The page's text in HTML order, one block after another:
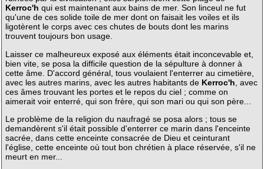
Kerroc'h qui est maintenant aux bains de mer. Son linceul ne fut
qu'une de ces solide toile de mer dont on faisait les voiles et ils
ligotèrent le corps avec ces chutes de bouts dont les marins
trouvent toujours bon usage.
Laisser ce malheureux exposé aux éléments était inconcevable et,
bien vite, se posa la difficile question de la sépulture à donner à
cette âme. D'accord général, tous voulaient l'enterrer au cimetière,
avec les autres marins, avec les autres habitants de Kerroc'h , avec
ces âmes trouvant les portes et le repos du ciel ; comme on
aimerait voir enterré, qui son frère, qui son mari ou qui son père...
Le problème de la religion du naufragé se posa alors ; tous se
demandèrent s'il était possible d'enterrer ce marin dans l'enceinte
sacrée, dans cette enceinte consacrée de Dieu et ceinturant
l'église, cette enceinte où tout bon chrétien à place réservée, s'il ne
meurt en mer...